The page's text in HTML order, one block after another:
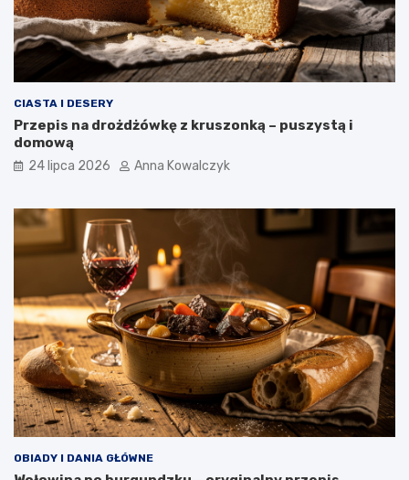
CIASTA I DESERY
Przepis na drożdżówkę z kruszonką – puszystą i
domową
24 lipca 2026 Anna Kowalczyk
OBIADY I DANIA GŁÓWNE